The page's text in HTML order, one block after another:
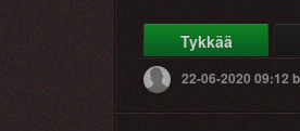
Tykkää
22-06-2020 09:12